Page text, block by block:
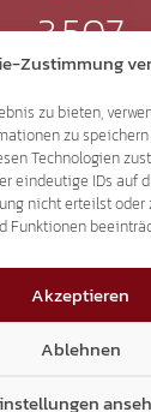
Zustimmung
zu bieten,
zu
Technologien
eindeutige IDs auf
nicht erteilst oder
Funktionen
Akzeptieren
Ablehnen
3.507
Threads
3.401
YouTube